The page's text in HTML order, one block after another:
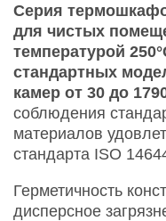
Серия
для чистых
температурой
стандартных
камер от 30 до
соблюдения
материалов
стандарта ISO
Герметичность
дисперсное